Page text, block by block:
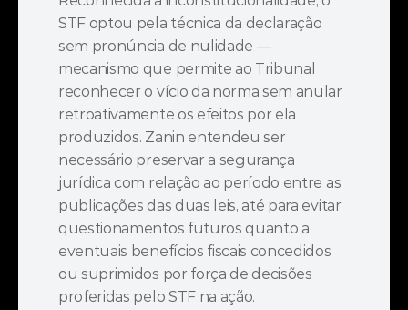
STF optou pela técnica da declaração
sem pronúncia de nulidade —
mecanismo que permite ao Tribunal
reconhecer o vício da norma sem anular
retroativamente os efeitos por ela
produzidos. Zanin entendeu ser
necessário preservar a segurança
jurídica com relação ao período entre as
publicações das duas leis, até para evitar
questionamentos futuros quanto a
eventuais benefícios fiscais concedidos
ou suprimidos por força de decisões